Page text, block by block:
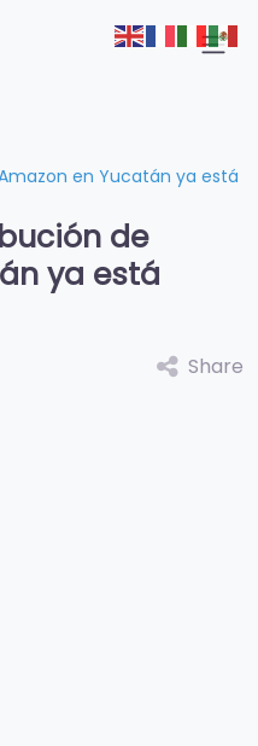
en Yucatán ya está
de
ya está
Share